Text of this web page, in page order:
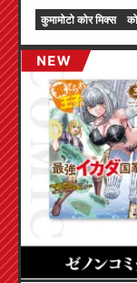
कुमामोटो कोर मिक्स